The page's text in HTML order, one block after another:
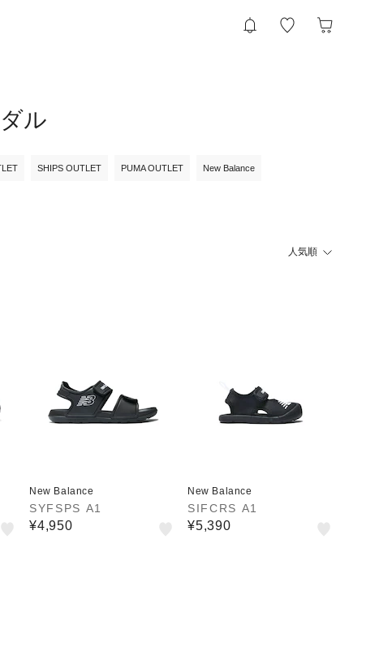
ル
SHIPS OUTLET PUMA OUTLET New Balance
人気順
New Balance
SYFSPS A1
¥4,950
New Balance
SIFCRS A1
¥5,390